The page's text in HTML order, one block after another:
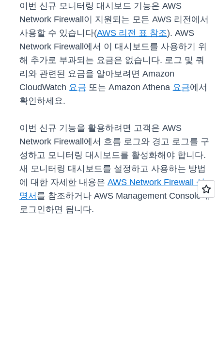
이번 신규 모니터링 대시보드 기능은 AWS
Network Firewall이 지원되는 모든 AWS 리전에서
사용할 수 있습니다(AWS 리전 표 참조). AWS
Network Firewall에서 이 대시보드를 사용하기 위
해 추가로 부과되는 요금은 없습니다. 로그 및 쿼
리와 관련된 요금을 알아보려면 Amazon
CloudWatch 요금 또는 Amazon Athena 요금에서
확인하세요.
이번 신규 기능을 활용하려면 고객은 AWS
Network Firewall에서 흐름 로그와 경고 로그를 구
성하고 모니터링 대시보드를 활성화해야 합니다.
새 모니터링 대시보드를 설정하고 사용하는 방법
에 대한 자세한 내용은 AWS Network Firewall 설
명서 를 참조하거나 AWS Management Console에
로그인하면 됩니다.